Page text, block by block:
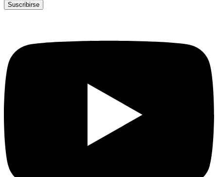
Suscribirse